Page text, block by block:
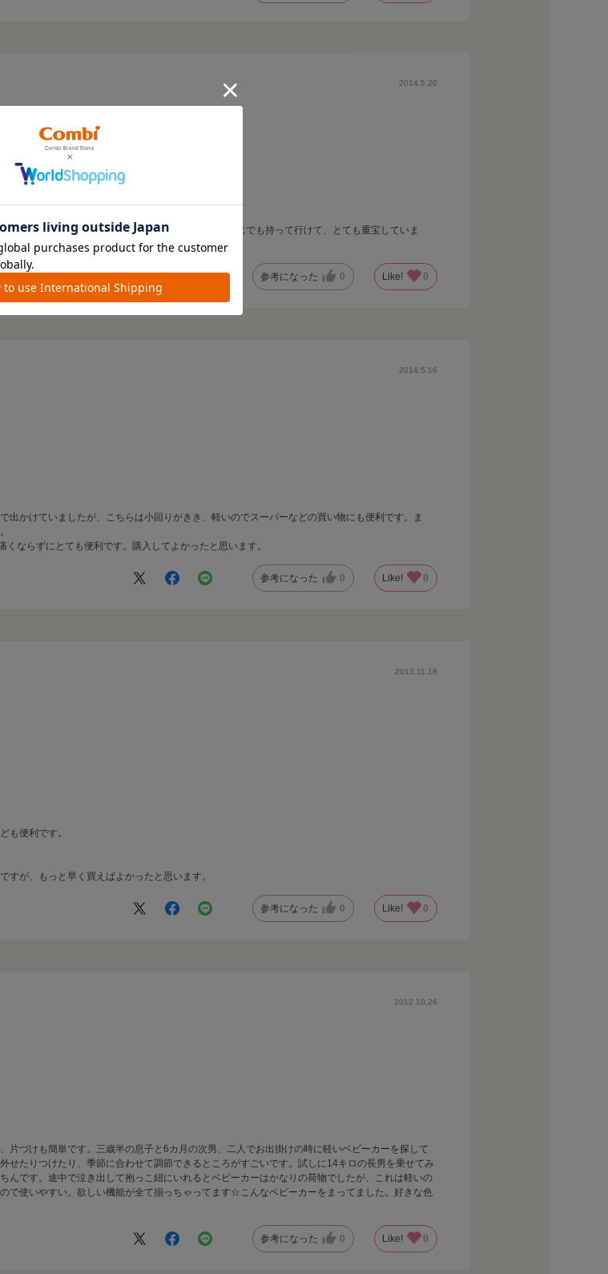
2014.5.20
た。軽くてコンパクトなので、気軽に車に乗せどこにでも持って行けて、とても重宝していま
参考になった 0 Like! 0
2014.5.16
かけていましたが、こちらは小回りがきき、軽いのでスーパーなどの買い物にも便利です。ま
ならずにとても便利です。購入してよかったと思います。
参考になった 0 Like! 0
2013.11.18
も便利です。
すが、もっと早く買えばよかったと思います。
参考になった 0 Like! 0
2012.10.26
片づけも簡単です。三歳半の息子と6カ月の次男、二人でお出掛けの時に軽いベビーカーを探して
せたりつけたり、季節に合わせて調節できるところがすごいです。試しに14キロの長男を乗せてみ
んです。途中で泣き出して抱っこ紐にいれるとベビーカーはかなりの荷物でしたが、これは軽いの
で使いやすい。欲しい機能が全て揃っちゃってます☆こんなベビーカーをまってました。好きな色
参考になった 0 Like! 0